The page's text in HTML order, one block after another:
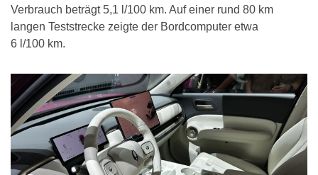
Verbrauch beträgt 5,1 l/100 km. Auf einer rund 80 km
langen Teststrecke zeigte der Bordcomputer etwa
6 l/100 km.